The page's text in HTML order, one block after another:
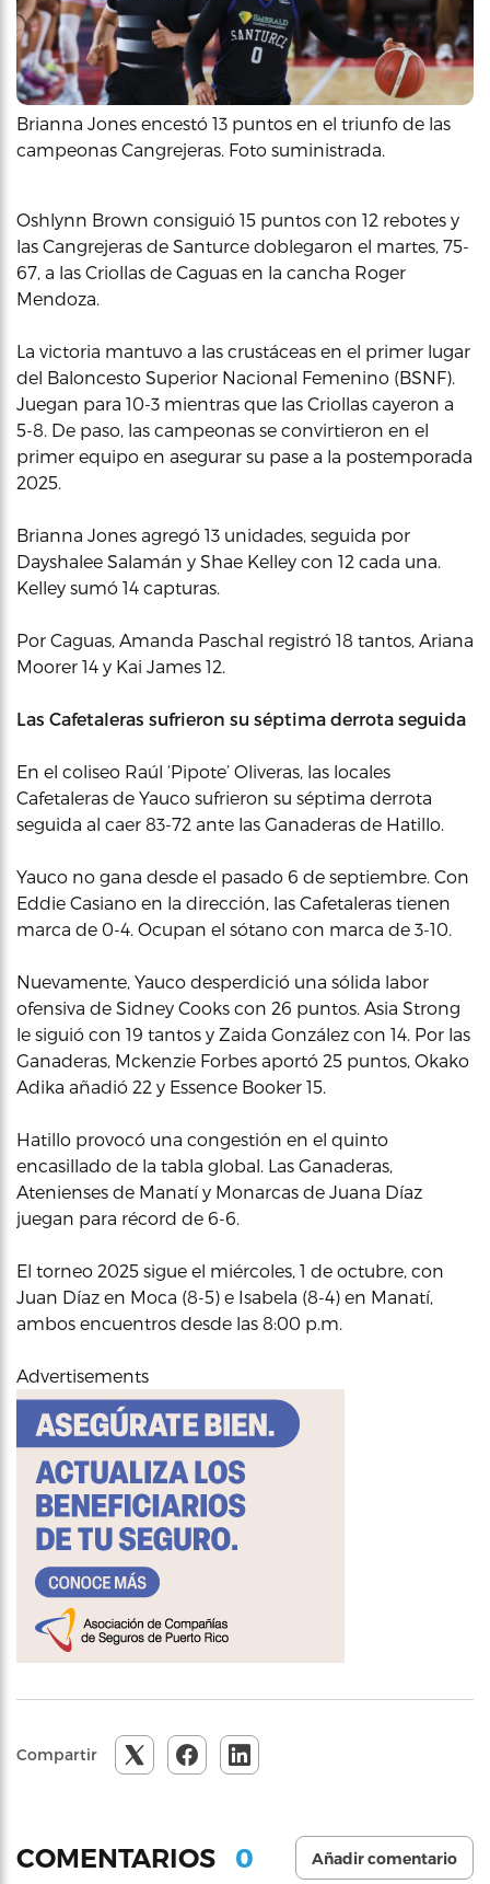
Brianna Jones encestó 13 puntos en el triunfo de las
campeonas Cangrejeras. Foto suministrada.
Oshlynn Brown consiguió 15 puntos con 12 rebotes y
las Cangrejeras de Santurce doblegaron el martes, 75-
67, a las Criollas de Caguas en la cancha Roger
Mendoza.
La victoria mantuvo a las crustáceas en el primer lugar
del Baloncesto Superior Nacional Femenino (BSNF).
Juegan para 10-3 mientras que las Criollas cayeron a
5-8. De paso, las campeonas se convirtieron en el
primer equipo en asegurar su pase a la postemporada
2025.
Brianna Jones agregó 13 unidades, seguida por
Dayshalee Salamán y Shae Kelley con 12 cada una.
Kelley sumó 14 capturas.
Por Caguas, Amanda Paschal registró 18 tantos, Ariana
Moorer 14 y Kai James 12.
Las Cafetaleras sufrieron su séptima derrota seguida
En el coliseo Raúl ‘Pipote’ Oliveras, las locales
Cafetaleras de Yauco sufrieron su séptima derrota
seguida al caer 83-72 ante las Ganaderas de Hatillo.
Yauco no gana desde el pasado 6 de septiembre. Con
Eddie Casiano en la dirección, las Cafetaleras tienen
marca de 0-4. Ocupan el sótano con marca de 3-10.
Nuevamente, Yauco desperdició una sólida labor
ofensiva de Sidney Cooks con 26 puntos. Asia Strong
le siguió con 19 tantos y Zaida González con 14. Por las
Ganaderas, Mckenzie Forbes aportó 25 puntos, Okako
Adika añadió 22 y Essence Booker 15.
Hatillo provocó una congestión en el quinto
encasillado de la tabla global. Las Ganaderas,
Atenienses de Manatí y Monarcas de Juana Díaz
juegan para récord de 6-6.
El torneo 2025 sigue el miércoles, 1 de octubre, con
Juan Díaz en Moca (8-5) e Isabela (8-4) en Manatí,
ambos encuentros desde las 8:00 p.m.
Advertisements
Compartir
COMENTARIOS 0 Añadir comentario